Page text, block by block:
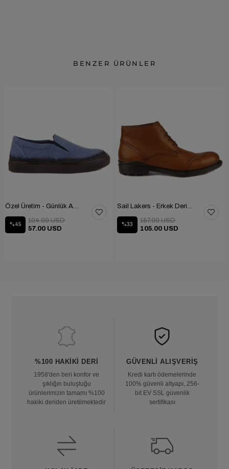
BENZER ÜRÜNLER
%45
57.00 USD
104.00 USD
%33
105.00 USD
157.00 USD
%100 HAKIKI DERI
1958'den beri konfor ve
şıklığın buluştuğu
ürünlerimizin tamamı %100
hakiki deriden üretilmektedir
GÜVENLI ALIŞVERIŞ
Kredi kartı ödemelerinde
100% güvenli altyapı, 256-
bit EV SSL güvenlik
sertifikası